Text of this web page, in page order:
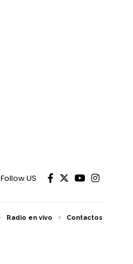
Follow US
Radio en vivo Contactos